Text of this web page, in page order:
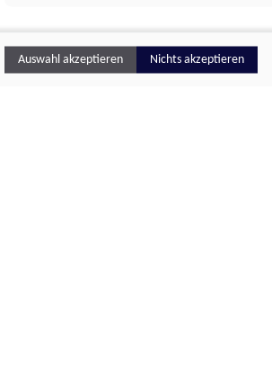
Auswahl akzeptieren Nichts akzeptieren